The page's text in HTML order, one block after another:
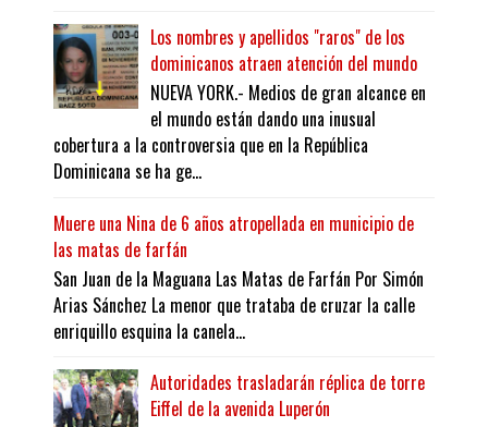
Los nombres y apellidos "raros" de los
dominicanos atraen atención del mundo
NUEVA YORK.- Medios de gran alcance en
el mundo están dando una inusual
cobertura a la controversia que en la República
Dominicana se ha ge...
Muere una Nina de 6 años atropellada en municipio de
las matas de farfán
San Juan de la Maguana Las Matas de Farfán Por Simón
Arias Sánchez La menor que trataba de cruzar la calle
enriquillo esquina la canela...
Autoridades trasladarán réplica de torre
Eiffel de la avenida Luperón